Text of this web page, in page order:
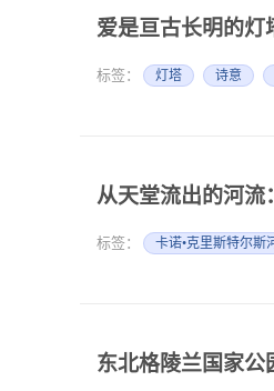
爱是亘古长明的灯
标签： 灯塔 诗意
从天堂流出的河流
标签： 卡诺•克里斯特尔斯
东北格陵兰国家公